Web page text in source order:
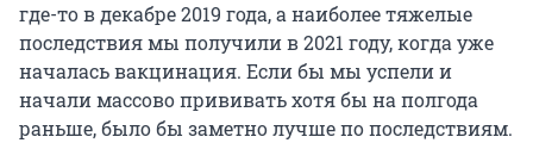
где-то в декабре 2019 года, а наиболее тяжелые
последствия мы получили в 2021 году, когда уже
началась вакцинация. Если бы мы успели и
начали массово прививать хотя бы на полгода
раньше, было бы заметно лучше по последствиям.